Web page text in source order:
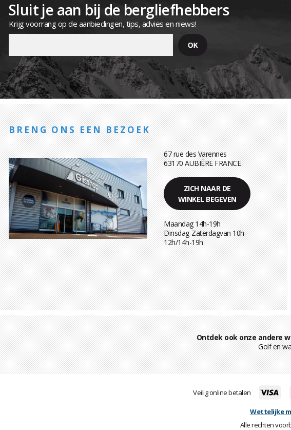
Sluit je aan bij de bergliefhebbers
Krijg voorrang op de aanbiedingen, tips, advies en niews!
BRENG ONS EEN BEZOEK
67 rue des Varennes
63170 AUBIÈRE FRANCE
ZICH NAAR DE
WINKEL BEGEVEN
Maandag 14h-19h
Dinsdag-Zaterdagvan 10h-
12h/14h-19h
Ontdek ook onze andere
Golf en
Veilig online betalen
Wettelijke
Alle rechten